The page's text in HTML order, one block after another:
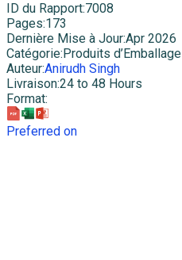
ID du Rapport:7008
Pages:173
Dernière Mise à Jour:Apr 2026
Catégorie: Produits d’Emballage
Auteur:Anirudh Singh
Livraison:24 to 48 Hours
Format:
Preferred on